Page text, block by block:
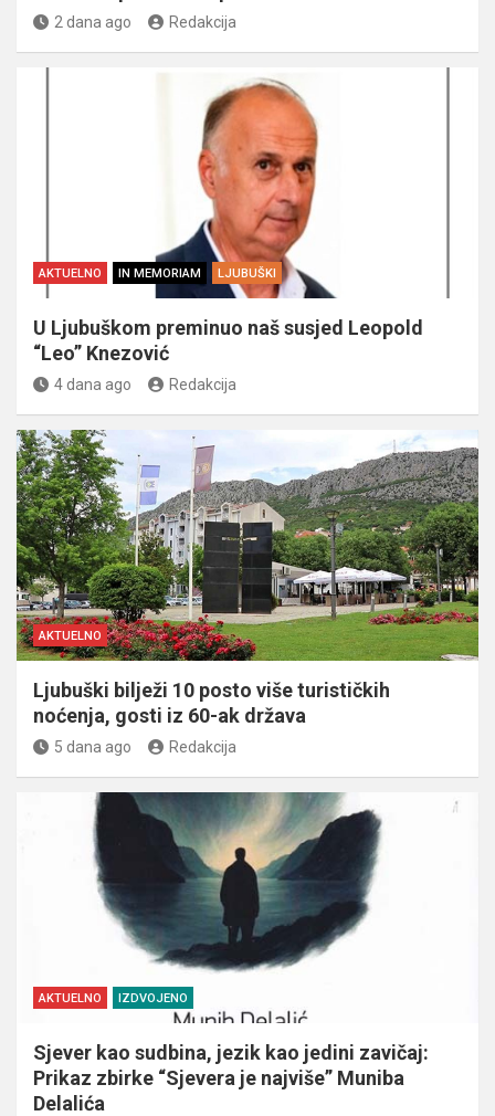
2 dana ago Redakcija
AKTUELNO IN MEMORIAM LJUBUŠKI
U Ljubuškom preminuo naš susjed Leopold
“Leo” Knezović
4 dana ago Redakcija
AKTUELNO
Ljubuški bilježi 10 posto više turističkih
noćenja, gosti iz 60-ak država
5 dana ago Redakcija
AKTUELNO IZDVOJENO
Sjever kao sudbina, jezik kao jedini zavičaj:
Prikaz zbirke “Sjevera je najviše” Muniba
Delalića